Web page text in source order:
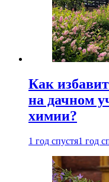
Как
на дачном
химии?
1 год спустя1 год